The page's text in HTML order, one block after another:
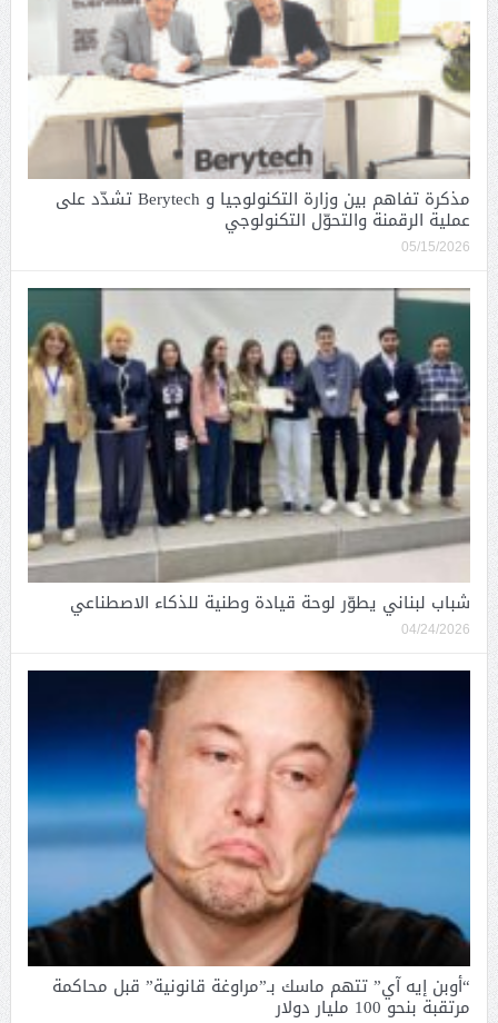
مذكرة تفاهم بين وزارة التكنولوجيا و Berytech تشدّد على
عملية الرقمنة والتحوّل التكنولوجي
05/15/2026
شباب لبناني يطوّر لوحة قيادة وطنية للذكاء الاصطناعي
04/24/2026
“أوبن إيه آي” تتهم ماسك بـ”مراوغة قانونية” قبل محاكمة
مرتقبة بنحو 100 مليار دولار